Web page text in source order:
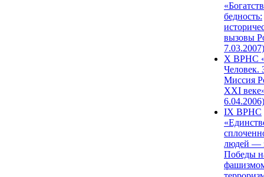
бедность:
вызовы
7.03.2007)
X ВРНС
Человек.
Миссия
XXI
6.04.2006)
IX ВРНС
людей —
Победы